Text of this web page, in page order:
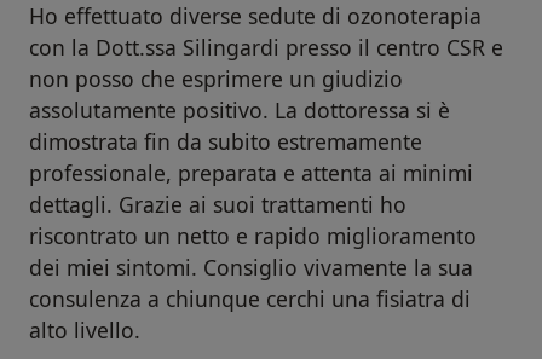
Ho effettuato diverse sedute di ozonoterapia
con la Dott.ssa Silingardi presso il centro CSR e
non posso che esprimere un giudizio
assolutamente positivo. La dottoressa si è
dimostrata fin da subito estremamente
professionale, preparata e attenta ai minimi
dettagli. Grazie ai suoi trattamenti ho
riscontrato un netto e rapido miglioramento
dei miei sintomi. Consiglio vivamente la sua
consulenza a chiunque cerchi una fisiatra di
alto livello.